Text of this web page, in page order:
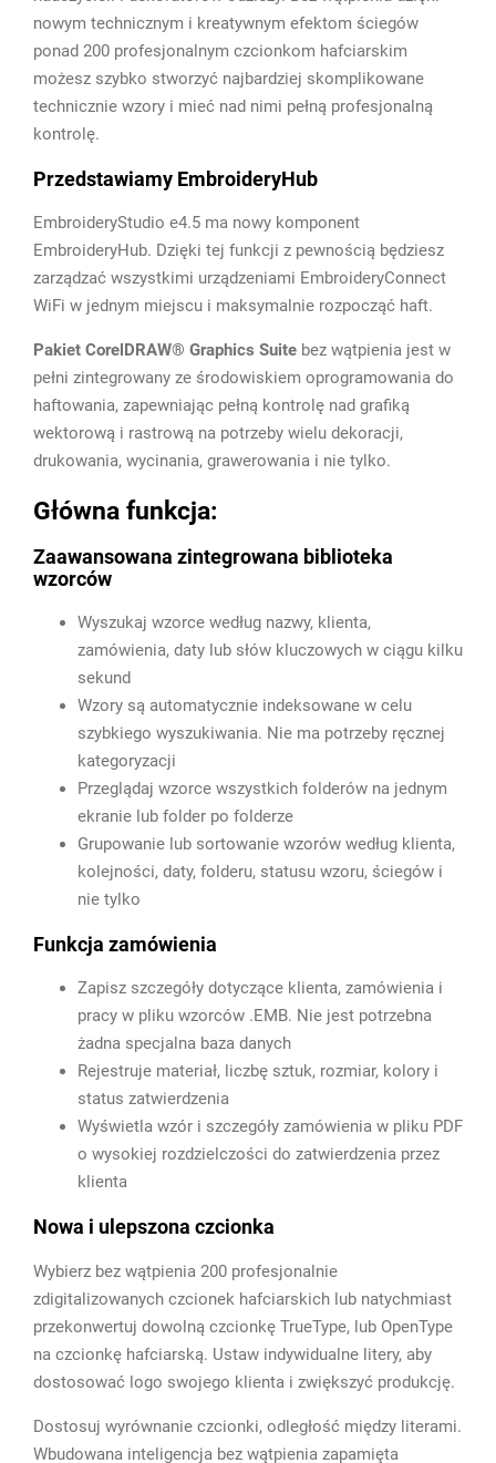
nowym technicznym i kreatywnym efektom ściegów
ponad 200 profesjonalnym czcionkom hafciarskim
możesz szybko stworzyć najbardziej skomplikowane
technicznie wzory i mieć nad nimi pełną profesjonalną
kontrolę.
Przedstawiamy EmbroideryHub
EmbroideryStudio e4.5 ma nowy komponent
EmbroideryHub. Dzięki tej funkcji z pewnością będziesz
zarządzać wszystkimi urządzeniami EmbroideryConnect
WiFi w jednym miejscu i maksymalnie rozpocząć haft.
Pakiet CorelDRAW® Graphics Suite bez wątpienia jest w
pełni zintegrowany ze środowiskiem oprogramowania do
haftowania, zapewniając pełną kontrolę nad grafiką
wektorową i rastrową na potrzeby wielu dekoracji,
drukowania, wycinania, grawerowania i nie tylko.
Główna funkcja:
Zaawansowana zintegrowana biblioteka
wzorców
Wyszukaj wzorce według nazwy, klienta,
zamówienia, daty lub słów kluczowych w ciągu kilku
sekund
Wzory są automatycznie indeksowane w celu
szybkiego wyszukiwania. Nie ma potrzeby ręcznej
kategoryzacji
Przeglądaj wzorce wszystkich folderów na jednym
ekranie lub folder po folderze
Grupowanie lub sortowanie wzorów według klienta,
kolejności, daty, folderu, statusu wzoru, ściegów i
nie tylko
Funkcja zamówienia
Zapisz szczegóły dotyczące klienta, zamówienia i
pracy w pliku wzorców .EMB. Nie jest potrzebna
żadna specjalna baza danych
Rejestruje materiał, liczbę sztuk, rozmiar, kolory i
status zatwierdzenia
Wyświetla wzór i szczegóły zamówienia w pliku PDF
o wysokiej rozdzielczości do zatwierdzenia przez
klienta
Nowa i ulepszona czcionka
Wybierz bez wątpienia 200 profesjonalnie
zdigitalizowanych czcionek hafciarskich lub natychmiast
przekonwertuj dowolną czcionkę TrueType, lub OpenType
na czcionkę hafciarską. Ustaw indywidualne litery, aby
dostosować logo swojego klienta i zwiększyć produkcję.
Dostosuj wyrównanie czcionki, odległość między literami.
Wbudowana inteligencja bez wątpienia zapamięta